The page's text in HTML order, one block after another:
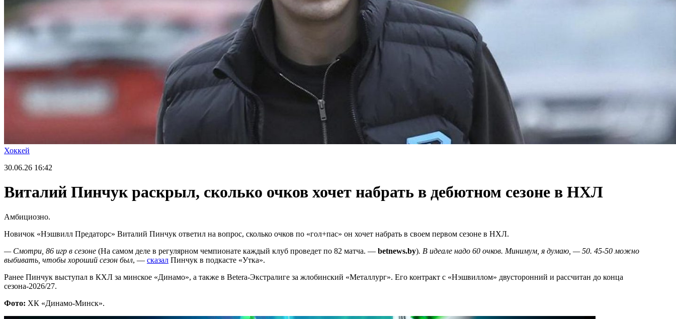
Хоккей
30.06.26 16:42
Виталий Пинчук раскрыл, сколько очков хочет набрать в дебютном сезоне в НХЛ
Амбициозно.
Новичок «Нэшвилл Предаторс» Виталий Пинчук ответил на вопрос, сколько очков по «гол+пас» он хочет набрать в своем первом сезоне в НХЛ.
— Смотри, 86 игр в сезоне (На самом деле в регулярном чемпионате каждый клуб проведет по 82 матча. — betnews.by). В идеале надо 60 очков. Минимум, я думаю, — 50. 45-50 можно
выбивать, чтобы хороший сезон был, — сказал Пинчук в подкасте «Утка».
Ранее Пинчук выступал в КХЛ за минское «Динамо», а также в Betera-Экстралиге за жлобинский «Металлург». Его контракт с «Нэшвиллом» двусторонний и рассчитан до конца
сезона-2026/27.
Фото: ХК «Динамо-Минск».